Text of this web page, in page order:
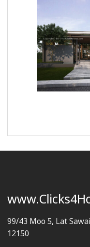
99/43 Moo 5, Lat
12150